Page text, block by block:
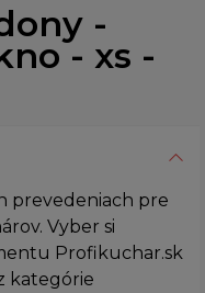
-
- xs -
prevedeniach pre
Vyber si
Profikuchar.sk
kategórie